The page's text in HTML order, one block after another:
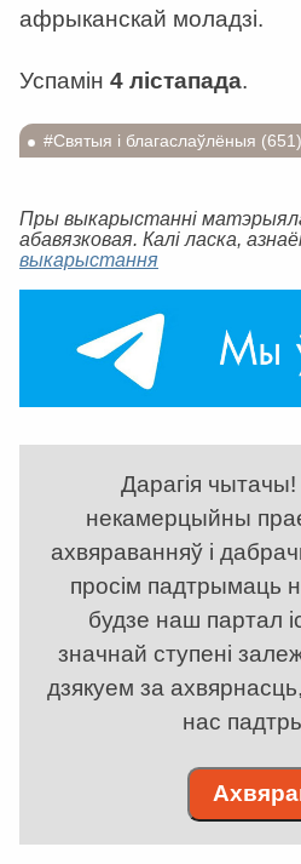
афрыканскай моладзі.
Успамін 4 лістапада.
#Святыя і благаслаўлёныя (651)
Пры выкарыстанні
абавязковая. Калі ласка,
выкарыстання
Дарагія
некамерцыйны
ахвяраванняў і
просім падтрымаць
будзе наш партал
значнай ступені
дзякуем за
нас